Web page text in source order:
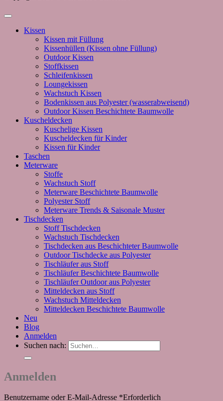
Kissen
Kissen mit Füllung
Kissenhüllen (Kissen ohne Füllung)
Outdoor Kissen
Stoffkissen
Schleifenkissen
Loungekissen
Wachstuch Kissen
Bodenkissen aus Polyester (wasserabweisend)
Outdoor Kissen Beschichtete Baumwolle
Kuscheldecken
Kuschelige Kissen
Kuscheldecken für Kinder
Kissen für Kinder
Taschen
Meterware
Stoffe
Wachstuch Stoff
Meterware Beschichtete Baumwolle
Polyester Stoff
Meterware Trends & Saisonale Muster
Tischdecken
Stoff Tischdecken
Wachstuch Tischdecken
Tischdecken aus Beschichteter Baumwolle
Outdoor Tischdecke aus Polyester
Tischläufer aus Stoff
Tischläufer Beschichtete Baumwolle
Tischläufer Outdoor aus Polyester
Mitteldecken aus Stoff
Wachstuch Mitteldecken
Mitteldecken Beschichtete Baumwolle
Neu
Blog
Anmelden
Suchen nach:
Anmelden
Benutzername oder E-Mail-Adresse *Erforderlich